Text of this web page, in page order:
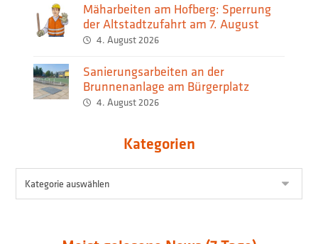
Mäharbeiten am Hofberg: Sperrung
der Altstadtzufahrt am 7. August
4. August 2026
Sanierungsarbeiten an der
Brunnenanlage am Bürgerplatz
4. August 2026
Kategorien